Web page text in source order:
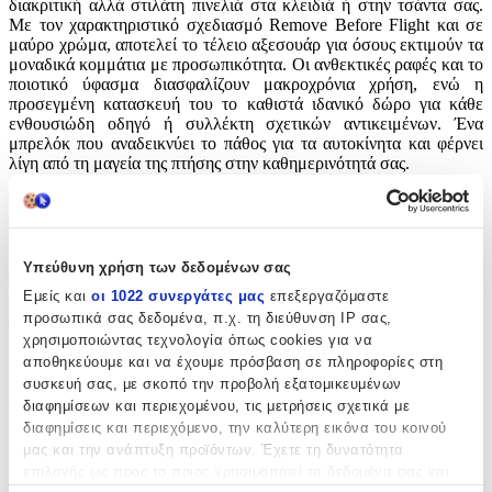
Υπεύθυνη χρήση των δεδομένων σας
Εμείς και οι 1022 συνεργάτες μας επεξεργαζόμαστε
προσωπικά σας δεδομένα, π.χ. τη διεύθυνση IP σας,
χρησιμοποιώντας τεχνολογία όπως cookies για να
αποθηκεύουμε και να έχουμε πρόσβαση σε πληροφορίες στη
συσκευή σας, με σκοπό την προβολή εξατομικευμένων
διαφημίσεων και περιεχομένου, τις μετρήσεις σχετικά με
διαφημίσεις και περιεχόμενο, την καλύτερη εικόνα του κοινού
μας και την ανάπτυξη προϊόντων. Έχετε τη δυνατότητα
διακριτική αλλά στιλάτη πινελιά στα κλειδιά ή στην τσάντα σας.
Με τον χαρακτηριστικό σχεδιασμό Remove Before Flight και σε
μαύρο χρώμα, αποτελεί το τέλειο αξεσουάρ για όσους εκτιμούν τα
μοναδικά κομμάτια με προσωπικότητα. Οι ανθεκτικές ραφές και το
ποιοτικό ύφασμα διασφαλίζουν μακροχρόνια χρήση, ενώ η
προσεγμένη κατασκευή του το καθιστά ιδανικό δώρο για κάθε
ενθουσιώδη οδηγό ή συλλέκτη σχετικών αντικειμένων. Ένα
μπρελόκ που αναδεικνύει το πάθος για τα αυτοκίνητα και φέρνει
λίγη από τη μαγεία της πτήσης στην καθημερινότητά σας.
Χαρακτηριστικά
Αυτοκίνητα
Τύπος
Μπρελόκ
Υλικό:
Υφασμάτινο
με Led: